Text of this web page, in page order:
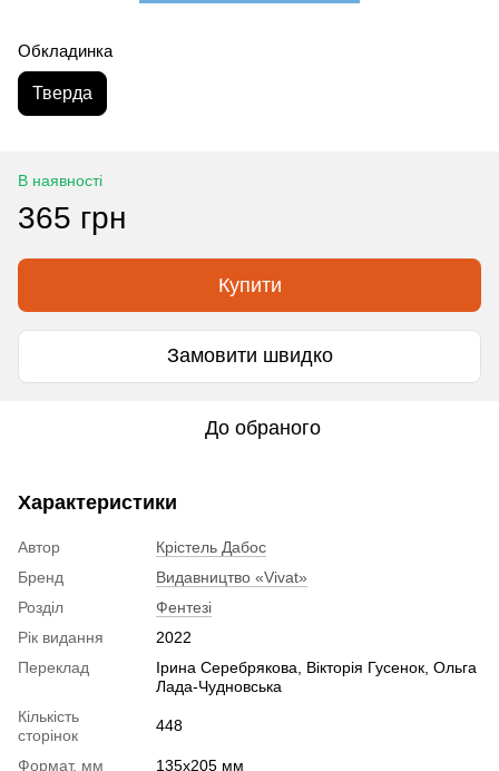
Обкладинка
Тверда
В наявності
365 грн
Купити
Замовити швидко
До обраного
Характеристики
Автор
Крістель Дабос
Бренд
Видавництво «Vivat»
Розділ
Фентезі
Рік видання
2022
Переклад
Ірина Серебрякова, Вікторія Гусенок, Ольга
Лада-Чудновська
Кількість
сторінок
448
Формат, мм 135х205 мм